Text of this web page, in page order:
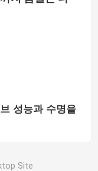
성능과 수명을
Site